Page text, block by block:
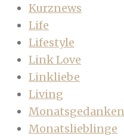
Kurznews
Life
Lifestyle
Link Love
Linkliebe
Living
Monatsgedanken
Monatslieblinge